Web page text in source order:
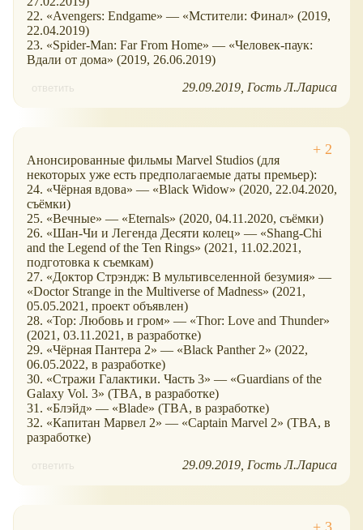
22. «Avengers: Endgame» — «Мстители: Финал» (2019,
22.04.2019)
23. «Spider-Man: Far From Home» — «Человек-паук:
Вдали от дома» (2019, 26.06.2019)
ответить 29.09.2019 Гость Л.Лариса
Анонсированные фильмы Marvel Studios (для
некоторых уже есть предполагаемые даты премьер):
24. «Чёрная вдова» — «Black Widow» (2020, 22.04.2020,
съёмки)
25. «Вечные» — «Eternals» (2020, 04.11.2020, съёмки)
26. «Шан-Чи и Легенда Десяти колец» — «Shang-Chi
and the Legend of the Ten Rings» (2021, 11.02.2021,
подготовка к съемкам)
27. «Доктор Стрэндж: В мультивселенной безумия» —
«Doctor Strange in the Multiverse of Madness» (2021,
05.05.2021, проект объявлен)
28. «Тор: Любовь и гром» — «Thor: Love and Thunder»
(2021, 03.11.2021, в разработке)
29. «Чёрная Пантера 2» — «Black Panther 2» (2022,
06.05.2022, в разработке)
30. «Стражи Галактики. Часть 3» — «Guardians of the
Galaxy Vol. 3» (TBA, в разработке)
31. «Блэйд» — «Blade» (TBA, в разработке)
32. «Капитан Марвел 2» — «Captain Marvel 2» (TBA, в
разработке)
ответить 29.09.2019 Гость Л.Лариса